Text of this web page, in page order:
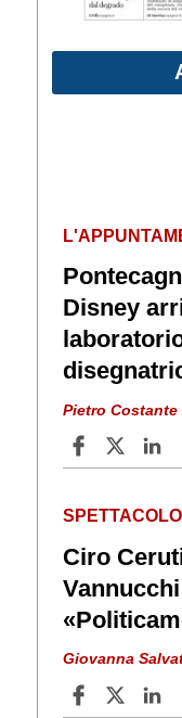
Disney
Pietro Costante
SPETTACOLO
Ciro
Giovanna